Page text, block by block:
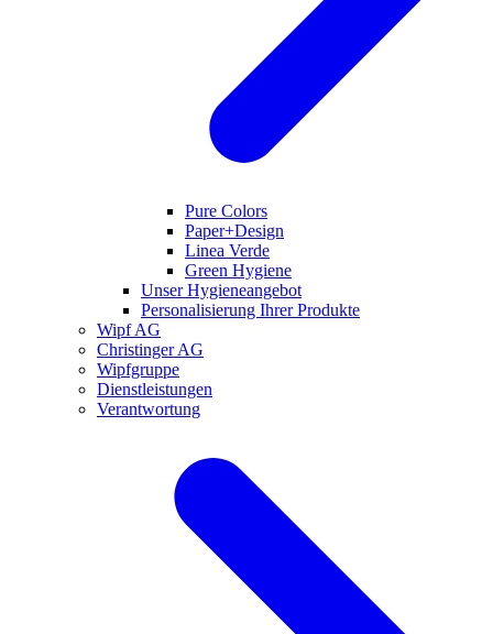
Pure Colors
Paper+Design
Linea Verde
Green Hygiene
Unser Hygieneangebot
Personalisierung Ihrer Produkte
Wipf AG
Christinger AG
Wipfgruppe
Dienstleistungen
Verantwortung